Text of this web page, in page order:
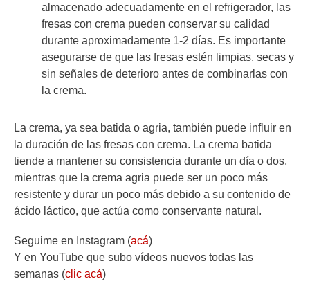
almacenado adecuadamente en el refrigerador, las
fresas con crema pueden conservar su calidad
durante aproximadamente 1-2 días. Es importante
asegurarse de que las fresas estén limpias, secas y
sin señales de deterioro antes de combinarlas con
la crema.
La crema, ya sea batida o agria, también puede influir en
la duración de las fresas con crema. La crema batida
tiende a mantener su consistencia durante un día o dos,
mientras que la crema agria puede ser un poco más
resistente y durar un poco más debido a su contenido de
ácido láctico, que actúa como conservante natural.
Seguime en Instagram (acá)
Y en YouTube que subo vídeos nuevos todas las
semanas (clic acá)